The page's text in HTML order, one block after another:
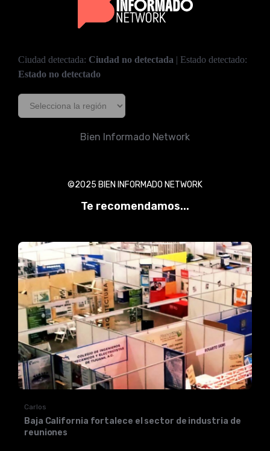
Ciudad detectada: Ciudad no detectada | Estado detectado:
Estado no detectado
Bien Informado Network
©2025 BIEN INFORMADO NETWORK
Te recomendamos...
Carlos
Baja California fortalece el sector de industria de
reuniones